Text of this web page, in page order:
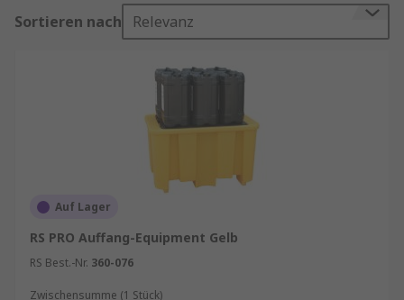
Kreuzkontamination des Fassinhalts zu
verhindern und sicherzustellen, dass der Inhalt
wodurch das Risiko von Maschinenausfällen und
Sortieren nach Relevanz
Auf Lager
RS PRO Auffang-Equipment Gelb
RS Best.-Nr. 360-076
Zwischensumme (1 Stück)